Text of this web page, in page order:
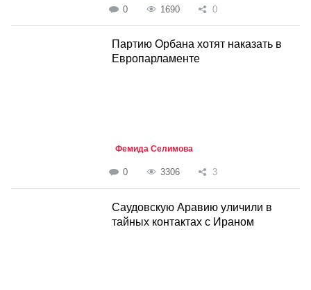
0 1690 0
Партию Орбана хотят наказать в
Европарламенте
Фемида Селимова
0 3306 3
Саудовскую Аравию уличили в
тайных контактах с Ираном